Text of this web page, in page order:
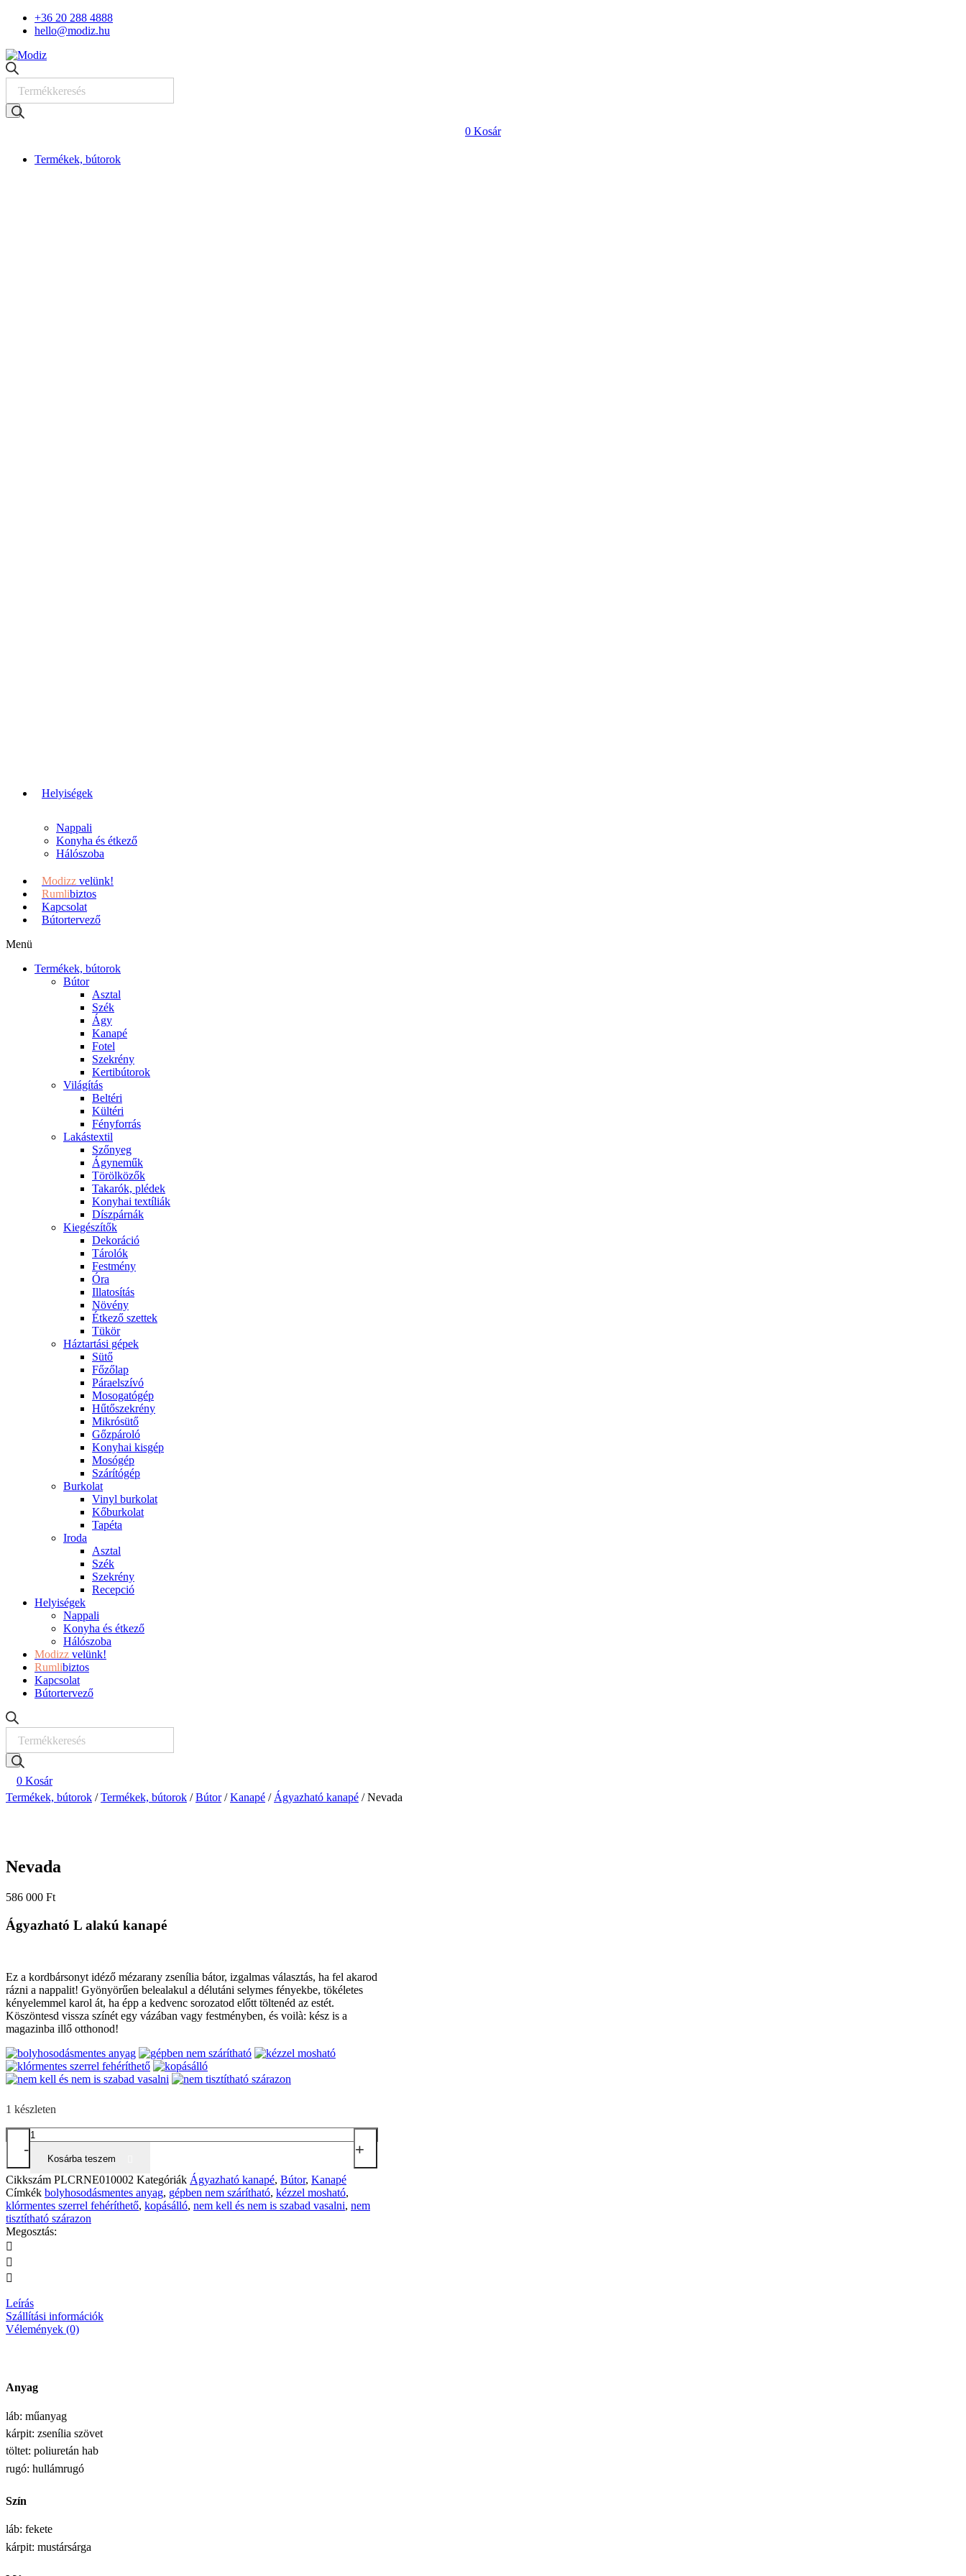
Skip
+36 20 288 4888
hello@modiz.hu
search
0 Kosár
Termékek, bútorok
Helyiségek
Nappali
Konyha és étkező
Hálószoba
Modizz velünk!
Rumlibiztos
Kapcsolat
Bútortervező
Menü
Termékek, bútorok
Bútor
Asztal
Szék
Ágy
Kanapé
Fotel
Szekrény
Kertibútorok
Világítás
Beltéri
Kültéri
Fényforrás
Lakástextil
Szőnyeg
Ágyneműk
Törölközők
Takarók, plédek
Konyhai textíliák
Díszpárnák
Kiegészítők
Dekoráció
Tárolók
Festmény
Óra
Illatosítás
Növény
Étkező szettek
Tükör
Háztartási gépek
Sütő
Főzőlap
Páraelszívó
Mosogatógép
Hűtőszekrény
Mikrósütő
Gőzpároló
Konyhai kisgép
Mosógép
Szárítógép
Burkolat
Vinyl burkolat
Kőburkolat
Tapéta
Iroda
Asztal
Szék
Szekrény
Recepció
Helyiségek
Nappali
Konyha és étkező
Hálószoba
Modizz velünk!
Rumlibiztos
Kapcsolat
Bútortervező
search
0 Kosár
Termékek, bútorok /Termékek, bútorok /Bútor/Kanapé / Ágyazható kanapé / Nevada
Nevada
586 000 Ft
Ágyazható L alakú kanapé
Ez a kordbársonyt idéző mézarany zsenília bátor, izgalmas választás, ha fel akarod
rázni a nappalit! Gyönyörűen belealakul a délutáni selymes fényekbe, tökéletes
kényelemmel karol át, ha épp a kedvenc sorozatod előtt töltenéd az estét.
Köszöntesd vissza színét egy vázában vagy festményben, és voilà: kész is a
magazinba illő otthonod!
1 készleten
-
Nevada
+
Kosárba teszem
Cikkszám PLCRNE010002 Kategóriák Ágyazható kanapé, Bútor, Kanapé
Címkék bolyhosodásmentes anyag, gépben nem szárítható, kézzel mosható,
klórmentes szerrel fehéríthető, kopásálló, nem kell és nem is szabad vasalni, nem
tisztítható szárazon
Megosztás:
Leírás
Szállítási információk
Vélemények (0)
Anyag
láb: műanyag
kárpit: zsenília szövet
töltet: poliuretán hab
rugó: hullámrugó
Szín
láb: fekete
kárpit: mustársárga